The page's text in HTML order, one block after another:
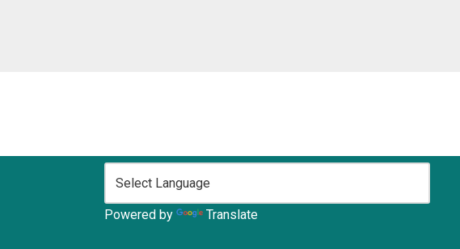
Powered by Translate